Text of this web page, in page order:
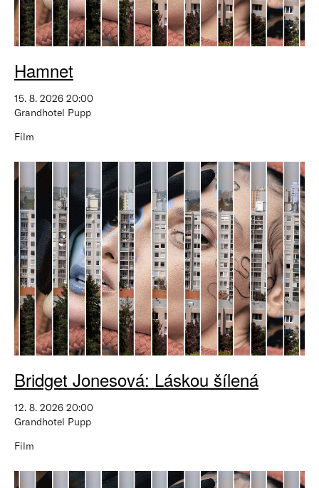
Hamnet
15. 8. 2026 20:00
Grandhotel Pupp
Film
Bridget Jonesová: Láskou šílená
12. 8. 2026 20:00
Grandhotel Pupp
Film